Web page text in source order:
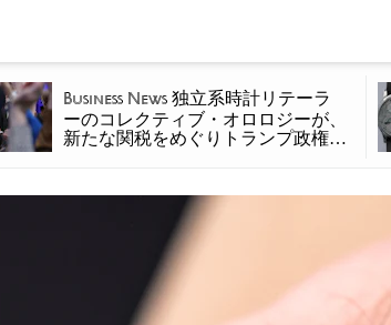
Business News 独立系時計リテーラ
ーのコレクティブ・オロロジーが、
新たな関税をめぐりトランプ政権を